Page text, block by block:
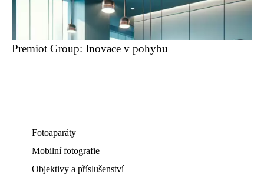
Premiot Group: Inovace v pohybu
Fotoaparáty
Mobilní fotografie
Objektivy a příslušenství